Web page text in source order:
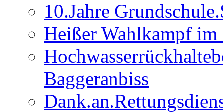
10.Jahre
Heißer Wahlkampf im
Baggeranbiss